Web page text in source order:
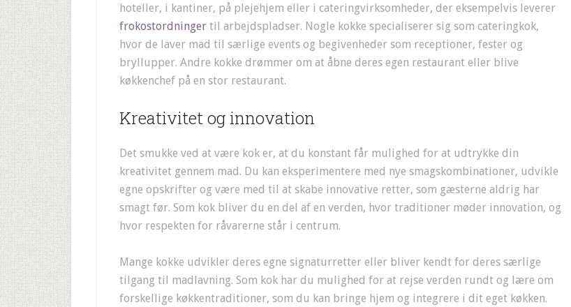
hoteller, i kantiner, på plejehjem eller i cateringvirksomheder, der eksempelvis leverer
frokostordninger til arbejdspladser. Nogle kokke specialiserer sig som cateringkok,
hvor de laver mad til særlige events og begivenheder som receptioner, fester og
bryllupper. Andre kokke drømmer om at åbne deres egen restaurant eller blive
køkkenchef på en stor restaurant.
Kreativitet og innovation
Det smukke ved at være kok er, at du konstant får mulighed for at udtrykke din
kreativitet gennem mad. Du kan eksperimentere med nye smagskombinationer, udvikle
egne opskrifter og være med til at skabe innovative retter, som gæsterne aldrig har
smagt før. Som kok bliver du en del af en verden, hvor traditioner møder innovation, og
hvor respekten for råvarerne står i centrum.
Mange kokke udvikler deres egne signaturretter eller bliver kendt for deres særlige
tilgang til madlavning. Som kok har du mulighed for at rejse verden rundt og lære om
forskellige køkkentraditioner, som du kan bringe hjem og integrere i dit eget køkken.